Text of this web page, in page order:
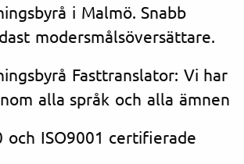
i Malmö. Snabb
modersmålsöversättare.
Fasttranslator: Vi har
alla språk och alla ämnen
och ISO9001 certifierade